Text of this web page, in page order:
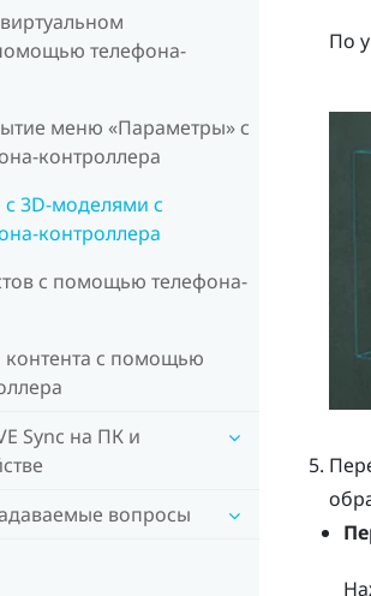
телефона-
меню «Параметры» с
контроллера
3D-моделями с
контроллера
с помощью телефона-
контента с помощью
Sync на ПК и
вопросы
По